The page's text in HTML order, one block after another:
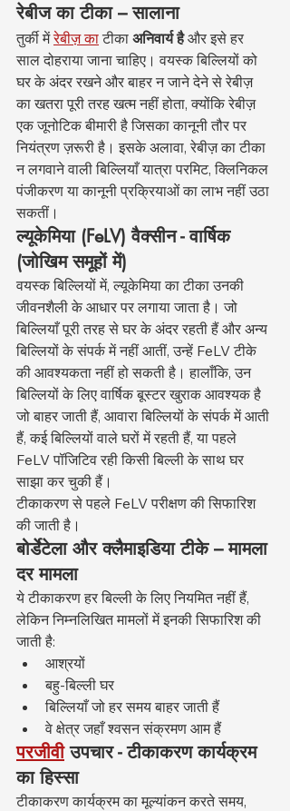
रेबीज का टीका – सालाना
तुर्की में रेबीज़ का टीका अनिवार्य है और इसे हर
साल दोहराया जाना चाहिए। वयस्क बिल्लियों को
घर के अंदर रखने और बाहर न जाने देने से रेबीज़
का खतरा पूरी तरह खत्म नहीं होता, क्योंकि रेबीज़
एक जूनोटिक बीमारी है जिसका कानूनी तौर पर
नियंत्रण ज़रूरी है। इसके अलावा, रेबीज़ का टीका
न लगवाने वाली बिल्लियाँ यात्रा परमिट, क्लिनिकल
पंजीकरण या कानूनी प्रक्रियाओं का लाभ नहीं उठा
सकतीं।
ल्यूकेमिया (FeLV) वैक्सीन - वार्षिक
(जोखिम समूहों में)
वयस्क बिल्लियों में, ल्यूकेमिया का टीका उनकी
जीवनशैली के आधार पर लगाया जाता है। जो
बिल्लियाँ पूरी तरह से घर के अंदर रहती हैं और अन्य
बिल्लियों के संपर्क में नहीं आतीं, उन्हें FeLV टीके
की आवश्यकता नहीं हो सकती है। हालाँकि, उन
बिल्लियों के लिए वार्षिक बूस्टर खुराक आवश्यक है
जो बाहर जाती हैं, आवारा बिल्लियों के संपर्क में आती
हैं, कई बिल्लियों वाले घरों में रहती हैं, या पहले
FeLV पॉजिटिव रही किसी बिल्ली के साथ घर
साझा कर चुकी हैं।
टीकाकरण से पहले FeLV परीक्षण की सिफारिश
की जाती है।
बोर्डेटेला और क्लैमाइडिया टीके – मामला
दर मामला
ये टीकाकरण हर बिल्ली के लिए नियमित नहीं हैं,
लेकिन निम्नलिखित मामलों में इनकी सिफारिश की
जाती है:
आश्रयों
बहु-बिल्ली घर
बिल्लियाँ जो हर समय बाहर जाती हैं
वे क्षेत्र जहाँ श्वसन संक्रमण आम हैं
परजीवी उपचार - टीकाकरण कार्यक्रम
का हिस्सा
टीकाकरण कार्यक्रम का मूल्यांकन करते समय,